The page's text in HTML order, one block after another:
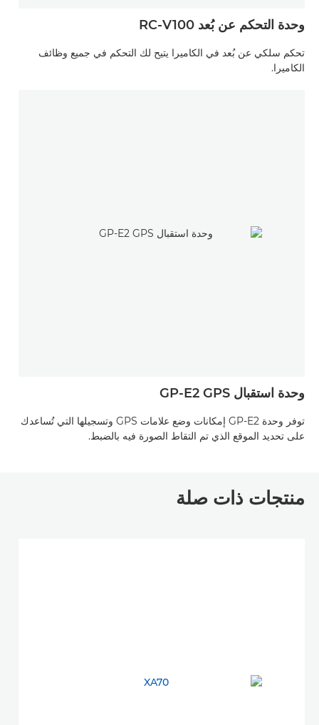
وحدة التحكم عن بُعد RC-V100
تحكم سلكي عن بُعد في الكاميرا يتيح لك التحكم في جميع وظائف
الكاميرا.
وحدة استقبال GPS ‏GP-E2
توفر وحدة GP-E2 إمكانات وضع علامات GPS وتسجيلها التي تُساعدك
على تحديد الموقع الذي تم التقاط الصورة فيه بالضبط.
منتجات ذات صلة